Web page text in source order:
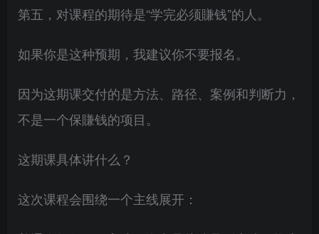
第五，对课程的期待是“学完必须賺钱”的人。
如果你是这种预期，我建议你不要报名。
因为这期课交付的是方法、路径、案例和判断力，
不是一个保賺钱的项目。
这期课具体讲什么？
这次课程会围绕一个主线展开：